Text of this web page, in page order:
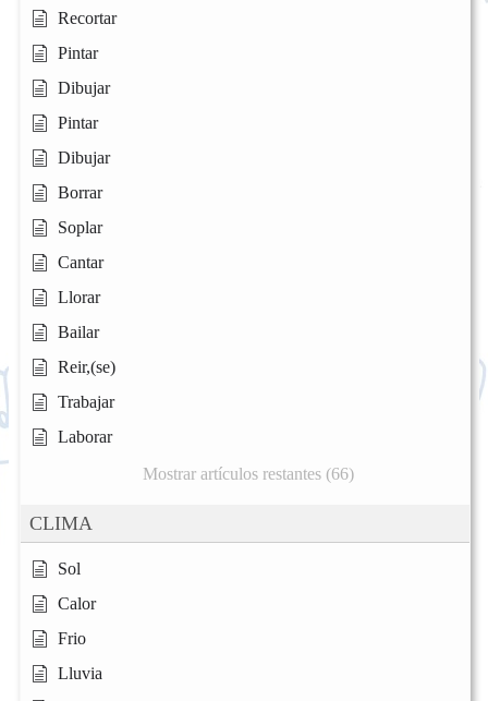
Recortar
Pintar
Dibujar
Pintar
Dibujar
Borrar
Soplar
Cantar
Llorar
Bailar
Reir,(se)
Trabajar
Laborar
Mostrar artículos restantes (66)
CLIMA
Sol
Calor
Frio
Lluvia